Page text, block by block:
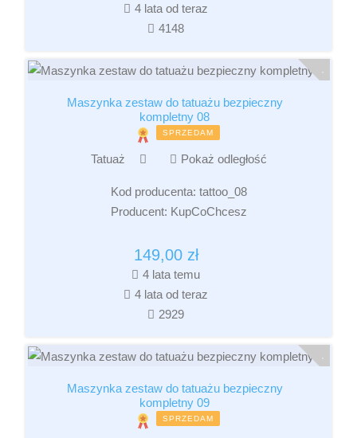
4 lata od teraz
4148
Maszynka zestaw do tatuażu bezpieczny
kompletny 08
SPRZEDAM
Tatuaż Pokaż odległość
Kod producenta: tattoo_08
Producent: KupCoChcesz
149,00 zł
4 lata temu
4 lata od teraz
2929
Maszynka zestaw do tatuażu bezpieczny
kompletny 09
SPRZEDAM